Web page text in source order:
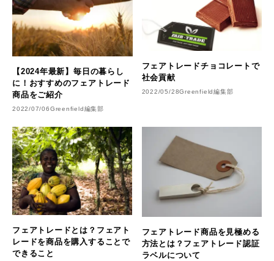
【2024年最新】毎日の暮らし
に！おすすめのフェアトレード
商品をご紹介
2022/07/06Greenfield編集部
フェアトレードチョコレートで
社会貢献
2022/05/28Greenfield編集部
フェアトレードとは？フェアト
レードを商品を購入することで
できること
フェアトレード商品を見極める
方法とは？フェアトレード認証
ラベルについて